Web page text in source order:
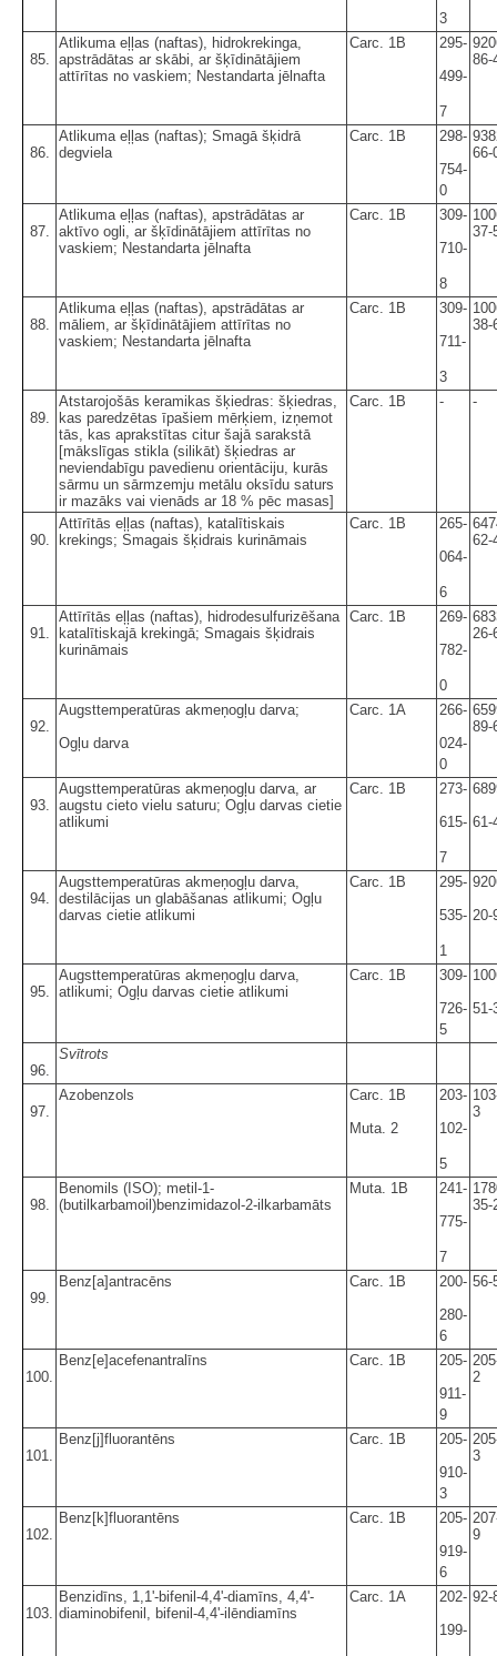
3
85.
Atlikuma eļļas (naftas), hidrokrekinga,
apstrādātas ar skābi, ar šķīdinātājiem
attīrītas no vaskiem; Nestandarta jēlnafta
Carc. 1B
295-
499-
7
86-
86.
Atlikuma eļļas (naftas); Smagā šķidrā
degviela
Carc. 1B
298-
754-
0
66-
87.
Atlikuma eļļas (naftas), apstrādātas ar
aktīvo ogli, ar šķīdinātājiem attīrītas no
vaskiem; Nestandarta jēlnafta
Carc. 1B
309-
710-
8
37-
88.
Atlikuma eļļas (naftas), apstrādātas ar
māliem, ar šķīdinātājiem attīrītas no
vaskiem; Nestandarta jēlnafta
Carc. 1B
309-
711-
3
38-
89.
Atstarojošās keramikas šķiedras: šķiedras,
kas paredzētas īpašiem mērķiem, izņemot
tās, kas aprakstītas citur šajā sarakstā
[mākslīgas stikla (silikāt) šķiedras ar
neviendabīgu pavedienu orientāciju, kurās
sārmu un sārmzemju metālu oksīdu saturs
ir mazāks vai vienāds ar 18 % pēc masas]
Carc. 1B - -
90.
Attīrītās eļļas (naftas), katalītiskais
krekings; Smagais šķidrais kurināmais
Carc. 1B
265-
064-
6
62-
91.
Attīrītās eļļas (naftas), hidrodesulfurizēšana
katalītiskajā krekingā; Smagais šķidrais
kurināmais
Carc. 1B
269-
782-
0
26-
92.
Augsttemperatūras akmeņogļu darva;
Ogļu darva
Carc. 1A
266-
024-
0
89-
93.
Augsttemperatūras akmeņogļu darva, ar
augstu cieto vielu saturu; Ogļu darvas cietie
atlikumi
Carc. 1B
273-
615-
7
61-
94.
Augsttemperatūras akmeņogļu darva,
destilācijas un glabāšanas atlikumi; Ogļu
darvas cietie atlikumi
Carc. 1B
295-
535-
1
20-
95.
Augsttemperatūras akmeņogļu darva,
atlikumi; Ogļu darvas cietie atlikumi
Carc. 1B
309-
726-
5
51-
96.
Svītrots
97.
Azobenzols
Carc. 1B
Muta. 2
203-
102-
5
3
98.
Benomils (ISO); metil-1-
(butilkarbamoil)benzimidazol-2-ilkarbamāts
Muta. 1B
241-
775-
7
35-
99.
Benz[a]antracēns Carc. 1B
200-
280-
6
56-
100.
Benz[e]acefenantralīns Carc. 1B
205-
911-
9
2
101.
Benz[j]fluorantēns Carc. 1B
205-
910-
3
3
102.
Benz[k]fluorantēns Carc. 1B
205-
919-
6
9
103.
Benzidīns, 1,1'-bifenil-4,4'-diamīns, 4,4'-
diaminobifenil, bifenil-4,4'-ilēndiamīns
Carc. 1A
202-
199-
92-